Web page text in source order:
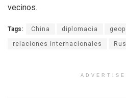
vecinos.
Tags: China diplomacia
relaciones internacionales